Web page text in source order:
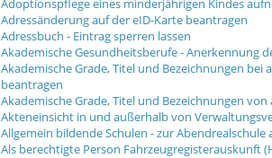
Adoptionspflege eines minderjährigen Kindes
Adressänderung auf der eID-Karte beantragen
Adressbuch - Eintrag sperren lassen
Akademische Gesundheitsberufe - Anerkennung
Akademische Grade, Titel und Bezeichnungen
beantragen
Akademische Grade, Titel und Bezeichnungen
Akteneinsicht in und außerhalb von
Allgemein bildende Schulen - zur Abendrealschule
Als berechtigte Person Fahrzeugregisterauskunft